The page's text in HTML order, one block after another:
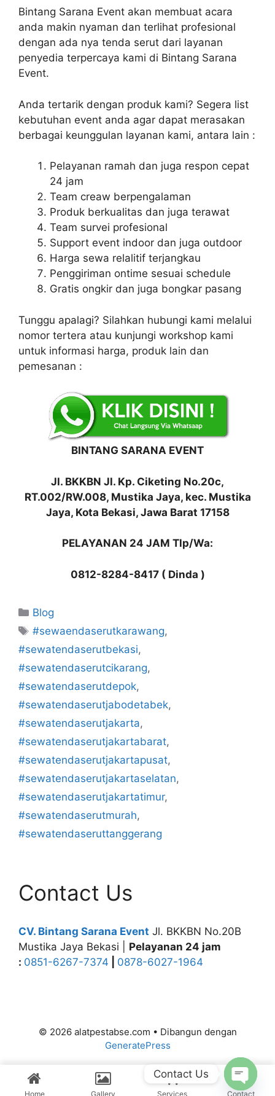
Bintang Sarana Event akan membuat acara
anda makin nyaman dan terlihat profesional
dengan ada nya tenda serut dari layanan
penyedia terpercaya kami di Bintang Sarana
Event.
Anda tertarik dengan produk kami? Segera list
kebutuhan event anda agar dapat merasakan
berbagai keunggulan layanan kami, antara lain :
Pelayanan ramah dan juga respon cepat
24 jam
Team creaw berpengalaman
Produk berkualitas dan juga terawat
Team survei profesional
Support event indoor dan juga outdoor
Harga sewa relalitif terjangkau
Penggiriman ontime sesuai schedule
Gratis ongkir dan juga bongkar pasang
Tunggu apalagi? Silahkan hubungi kami melalui
nomor tertera atau kunjungi workshop kami
untuk informasi harga, produk lain dan
pemesanan :
BINTANG SARANA EVENT
Jl. BKKBN Jl. Kp. Ciketing No.20c,
RT.002/RW.008, Mustika Jaya, kec. Mustika
Jaya, Kota Bekasi, Jawa Barat 17158
PELAYANAN 24 JAM Tlp/Wa:
0812-8284-8417 ( Dinda )
Kategori
Blog
Tag
#sewaendaserutkarawang,
#sewatendaserutbekasi,
#sewatendaserutcikarang,
#sewatendaserutdepok,
#sewatendaserutjabodetabek,
#sewatendaserutjakarta,
#sewatendaserutjakartabarat,
#sewatendaserutjakartapusat,
#sewatendaserutjakartaselatan,
#sewatendaserutjakartatimur,
#sewatendaserutmurah,
#sewatendaseruttanggerang
Contact Us
CV. Bintang Sarana Event Jl. BKKBN No.20B
Mustika Jaya Bekasi | Pelayanan 24 jam
: 0851-6267-7374 0878-6027-1964
© 2026 alatpestabse.com • Dibangun dengan
GeneratePress
Home Gallery Services Contact
Contact Us